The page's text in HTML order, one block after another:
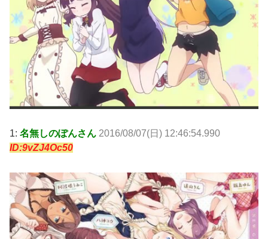
1: 名無しのぽんさん 2016/08/07(日) 12:46:54.990
ID:9vZJ4Oc50